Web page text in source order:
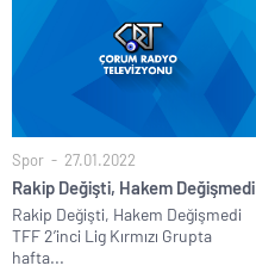
Spor 27.01.2022
Rakip Değişti, Hakem Değişmedi
Rakip Değişti, Hakem Değişmedi
TFF 2’inci Lig Kırmızı Grupta
hafta...